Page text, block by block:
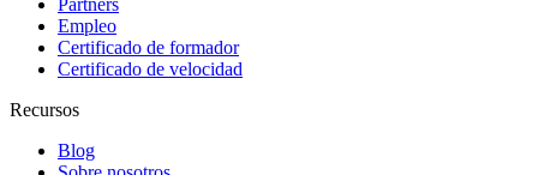
Empleo
Certificado de formador
Certificado de velocidad
Recursos
Blog